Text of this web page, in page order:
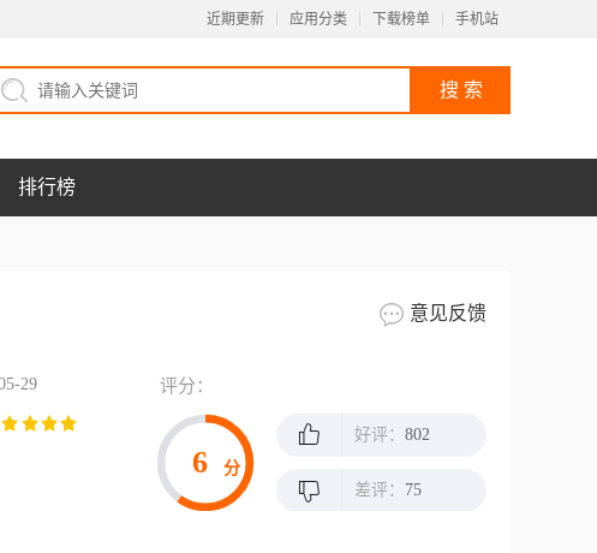
近期更新 应用分类 下载榜单 手机站
排行榜
意见反馈
29
评分：
6 分
好评： 802
差评： 75